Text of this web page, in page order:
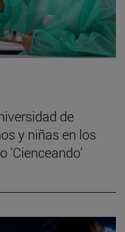
de
y niñas en los
'Cienceando'